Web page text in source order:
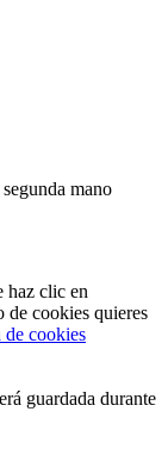
mano
haz clic en
de cookies quieres
de cookies
guardada durante